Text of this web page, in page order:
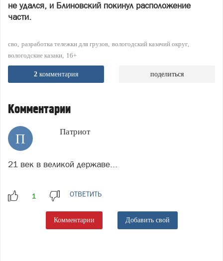
не удался, и Блиновский покинул расположение
части.
сво разработка тележки для грузов вологодский казачий округ
вологодские казаки 16+
2 комментария поделиться
Комментарии
П Патриот
21 век в великой державе...
ОТВЕТИТЬ
Комментарии Добавить свой